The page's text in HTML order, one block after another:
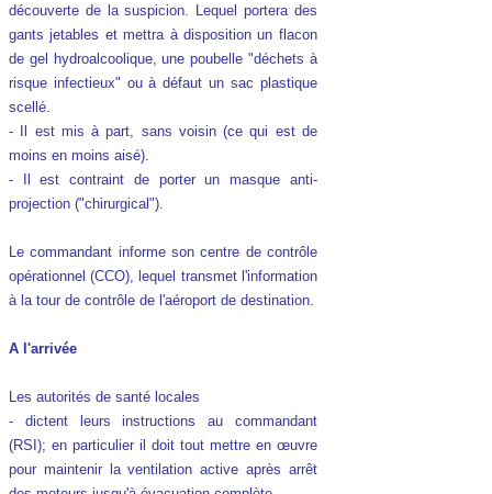
découverte de la suspicion. Lequel portera des
gants jetables et mettra à disposition un flacon
de gel hydroalcoolique, une poubelle "déchets à
risque infectieux" ou à défaut un sac plastique
scellé.
- Il est mis à part, sans voisin (ce qui est de
moins en moins aisé).
- Il est contraint de porter un masque anti-
projection ("chirurgical").
Le commandant informe son centre de contrôle
opérationnel (CCO), lequel transmet l'information
à la tour de contrôle de l'aéroport de destination.
A l'arrivée
Les autorités de santé locales
- dictent leurs instructions au commandant
(RSI); en particulier il doit tout mettre en œuvre
pour maintenir la ventilation active après arrêt